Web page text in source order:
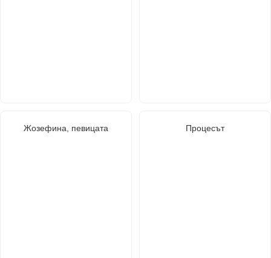
Жозефина, певицата Процесът